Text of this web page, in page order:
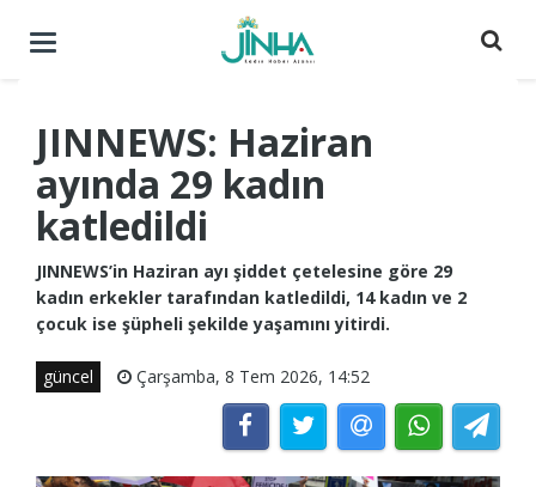
Menüyü
JINNEWS: Haziran
ayında 29 kadın
katledildi
JINNEWS’in Haziran ayı şiddet çetelesine göre 29
kadın erkekler tarafından katledildi, 14 kadın ve 2
çocuk ise şüpheli şekilde yaşamını yitirdi.
güncel Çarşamba, 8 Tem 2026, 14:52